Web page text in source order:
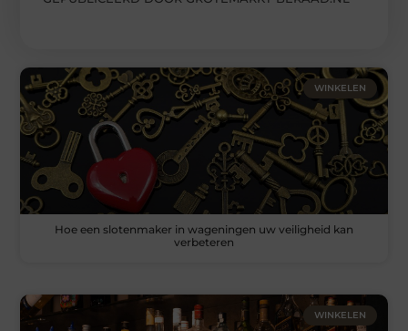
WINKELEN
Hoe een slotenmaker in wageningen uw veiligheid kan
verbeteren
WINKELEN